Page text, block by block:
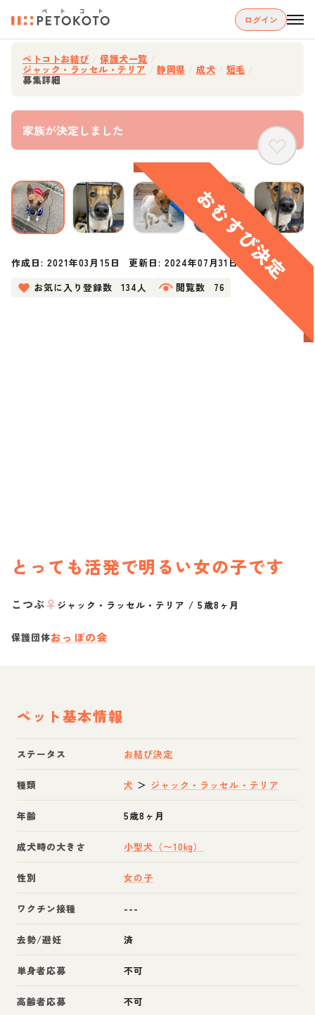
ログイン
ペトコトお結び 保護犬一覧
ジャック・ラッセル・テリア 静岡県 成犬 短毛
募集詳細
家族が決定しました
作成日:2021年03月15日 更新日: 2024年07月31日
お気に入り登録数
134人 閲覧数 76
とっても活発で明るい女の子です
こつぶ♀ ジャック・ラッセル・テリア /5歳8ヶ月
保護団体おっぽの会
ペット基本情報
ステータス お結び決定
種類 犬 ＞ ジャック・ラッセル・テリア
年齢 5歳8ヶ月
成犬時の大きさ 小型犬（〜10kg）
性別 女の子
ワクチン接種 ---
去勢/避妊 済
単身者応募 不可
高齢者応募 不可